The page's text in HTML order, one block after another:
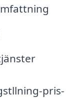
pris-